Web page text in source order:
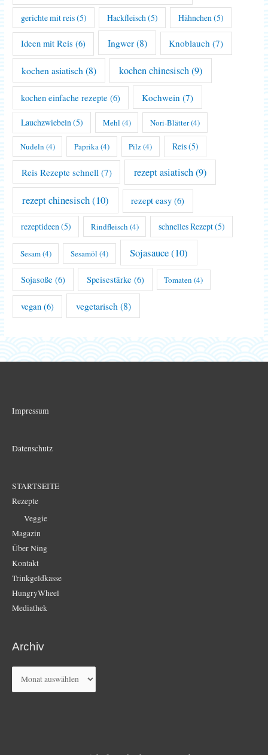
gerichte mit reis(5) Hackfleisch (5) Hähnchen (5)
Ideen mit Reis (6) Ingwer(8) Knoblauch (7)
kochen asiatisch (8) kochen chinesisch(9)
kochen einfache rezepte (6) Kochwein (7)
Lauchzwiebeln(5) Mehl (4) Nori-Blätter(4)
Nudeln (4) Paprika(4) Pilz(4) Reis(5)
Reis Rezepte schnell (7) rezept asiatisch(9)
rezept chinesisch(10) rezept easy (6)
rezeptideen (5) Rindfleisch (4) schnelles Rezept(5)
Sesam(4) Sesamöl (4) Sojasauce(10)
Sojasoße (6) Speisestärke (6) Tomaten (4)
vegan (6) vegetarisch (8)
Impressum
Datenschutz
STARTSEITE
Rezepte
Veggie
Magazin
Über Ning
Kontakt
Trinkgeldkasse
HungryWheel
Mediathek
Archiv